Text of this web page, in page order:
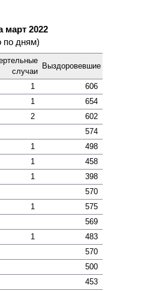
март 2022
по дням)
случаи
Выздоро­вевшие
1
606
1
654
2
602
574
1
498
1
458
1
398
570
1
575
569
1
483
570
500
453